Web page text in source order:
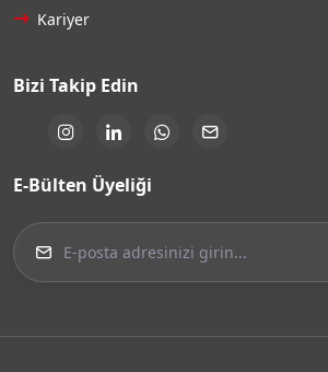
Kariyer
Bizi Takip Edin
E-Bülten Üyeliği